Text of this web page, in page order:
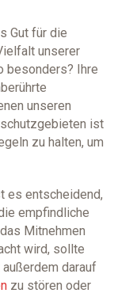
Gut für die
unserer
besonders? Ihre
unseren
ist
zu halten, um
es entscheidend,
empfindliche
Mitnehmen
wird, sollte
darauf
zu stören oder